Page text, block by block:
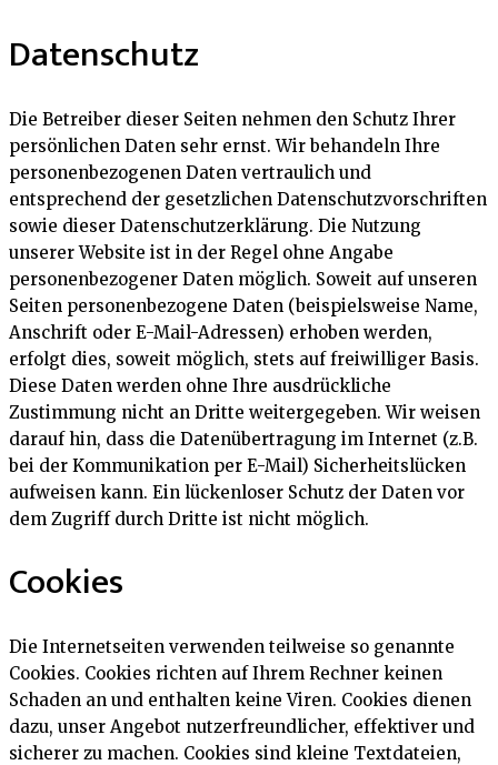
Datenschutz
Die Betreiber dieser Seiten nehmen den Schutz Ihrer
persönlichen Daten sehr ernst. Wir behandeln Ihre
personenbezogenen Daten vertraulich und
entsprechend der gesetzlichen Datenschutzvorschriften
sowie dieser Datenschutzerklärung. Die Nutzung
unserer Website ist in der Regel ohne Angabe
personenbezogener Daten möglich. Soweit auf unseren
Seiten personenbezogene Daten (beispielsweise Name,
Anschrift oder E-Mail-Adressen) erhoben werden,
erfolgt dies, soweit möglich, stets auf freiwilliger Basis.
Diese Daten werden ohne Ihre ausdrückliche
Zustimmung nicht an Dritte weitergegeben. Wir weisen
darauf hin, dass die Datenübertragung im Internet (z.B.
bei der Kommunikation per E-Mail) Sicherheitslücken
aufweisen kann. Ein lückenloser Schutz der Daten vor
dem Zugriff durch Dritte ist nicht möglich.
Cookies
Die Internetseiten verwenden teilweise so genannte
Cookies. Cookies richten auf Ihrem Rechner keinen
Schaden an und enthalten keine Viren. Cookies dienen
dazu, unser Angebot nutzerfreundlicher, effektiver und
sicherer zu machen. Cookies sind kleine Textdateien,